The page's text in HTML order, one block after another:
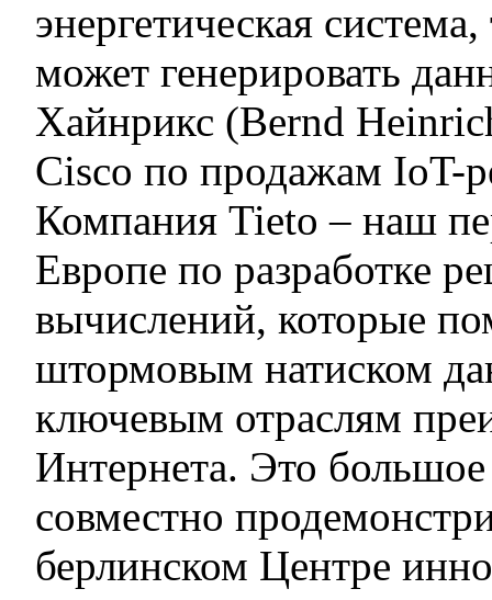
энергетическая
может генерировать
Хайнрикс (Bernd
Cisco по продажам IoT-
Компания Tieto – наш
Европе по разработке
вычислений, которые
штормовым натиском
ключевым отраслям
Интернета. Это
совместно
берлинском Центре